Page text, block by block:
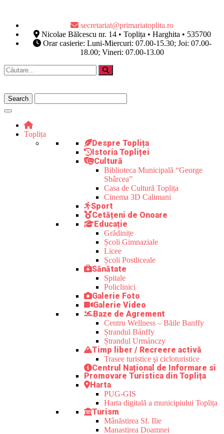
secretariat@primariatoplita.ro
Nicolae Bălcescu nr. 14 • Toplița • Harghita • 535700
Orar casierie: Luni-Miercuri: 07.00-15.30; Joi: 07.00-
18.00; Vineri: 07.00-13.00
Toplița
Despre Toplița
Istoria Topliței
Cultură
Biblioteca Municipală “George
Sbârcea”
Casa de Cultură Toplița
Cinema 3D Calimani
Sport
Cetățeni de Onoare
Educație
Grădinițe
Școli Gimnaziale
Licee
Școli Postliceale
Sănătate
Spitale
Policlinici
Galerie Foto
Galerie Video
Baze de Agrement
Centru Wellness – Băile Banffy
Ștrandul Bánffy
Ștrandul Urmánczy
Timp liber / Recreere activă
Trasee turistice şi cicloturistice
Centrul Național de Informare si
Promovare Turistica din Toplița
Harta
PUG-GIS
Harta digitală a municipiului Toplița
Turism
Mânăstirea Sf. Ilie
Manastirea Doamnei